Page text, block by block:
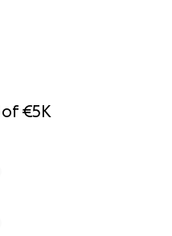
of€5K
der Kinderkardio